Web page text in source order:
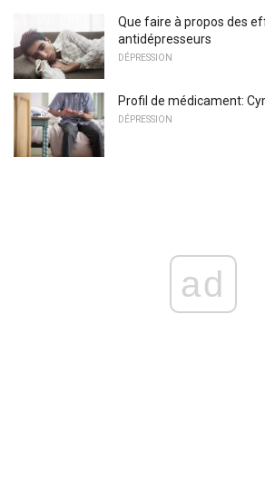
Que faire à propos des
antidépresseurs
DÉPRESSION
Profil de médicament:
DÉPRESSION
ad